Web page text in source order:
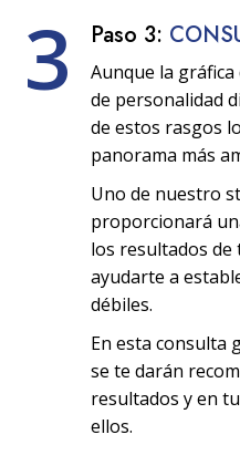
3 Paso 3:
Aunque la
de personalidad
de estos rasgos
panorama más
Uno de nuestro
proporcionará
los resultados de
ayudarte a
débiles.
En esta consulta
se te darán
resultados y en
ellos.